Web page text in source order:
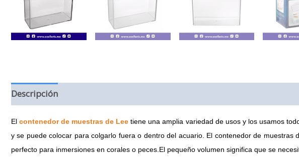
Descripción
Elcontenedor de muestras de Leetiene una amplia variedad de usos y los usamos
y se puede colocar para colgarlo fuera o dentro del acuario. El contenedor de
perfecto para inmersiones en corales o peces.El pequeño volumen significa que se